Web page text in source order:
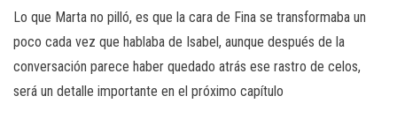
Lo que Marta no pilló, es que la cara de Fina se transformaba un
poco cada vez que hablaba de Isabel, aunque después de la
conversación parece haber quedado atrás ese rastro de celos,
será un detalle importante en el próximo capítulo